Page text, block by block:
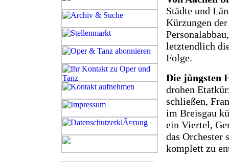
Städte und
Kürzungen
letztendlich
Folge.
Die jüngsten
drohen
schließen,
im Breisgau
ein Viertel,
das Orchester
komplett zu